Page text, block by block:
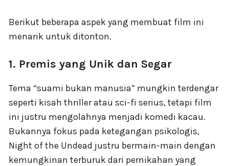
Berikut beberapa aspek yang membuat film ini
menarik untuk ditonton.
1. Premis yang Unik dan Segar
Tema “suami bukan manusia” mungkin terdengar
seperti kisah thriller atau sci-fi serius, tetapi film
ini justru mengolahnya menjadi komedi kacau.
Bukannya fokus pada ketegangan psikologis,
Night of the Undead justru bermain-main dengan
kemungkinan terburuk dari pernikahan yang